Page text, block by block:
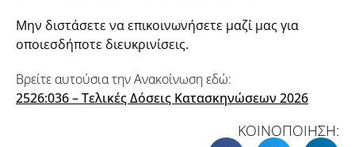
Μην διστάσετε να επικοινωνήσετε μαζί μας για
οποιεσδήποτε διευκρινίσεις.
Βρείτε αυτούσια την Ανακοίνωση εδώ:
2526:036 – Τελικές Δόσεις Κατασκηνώσεων 2026
ΚΟΙΝΟΠΟΙΗΣΗ: